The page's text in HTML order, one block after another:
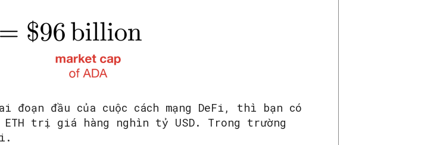
đoạn đầu của cuộc cách mạng DeFi, thì bạn có
trị giá hàng nghìn tỷ USD. Trong trường